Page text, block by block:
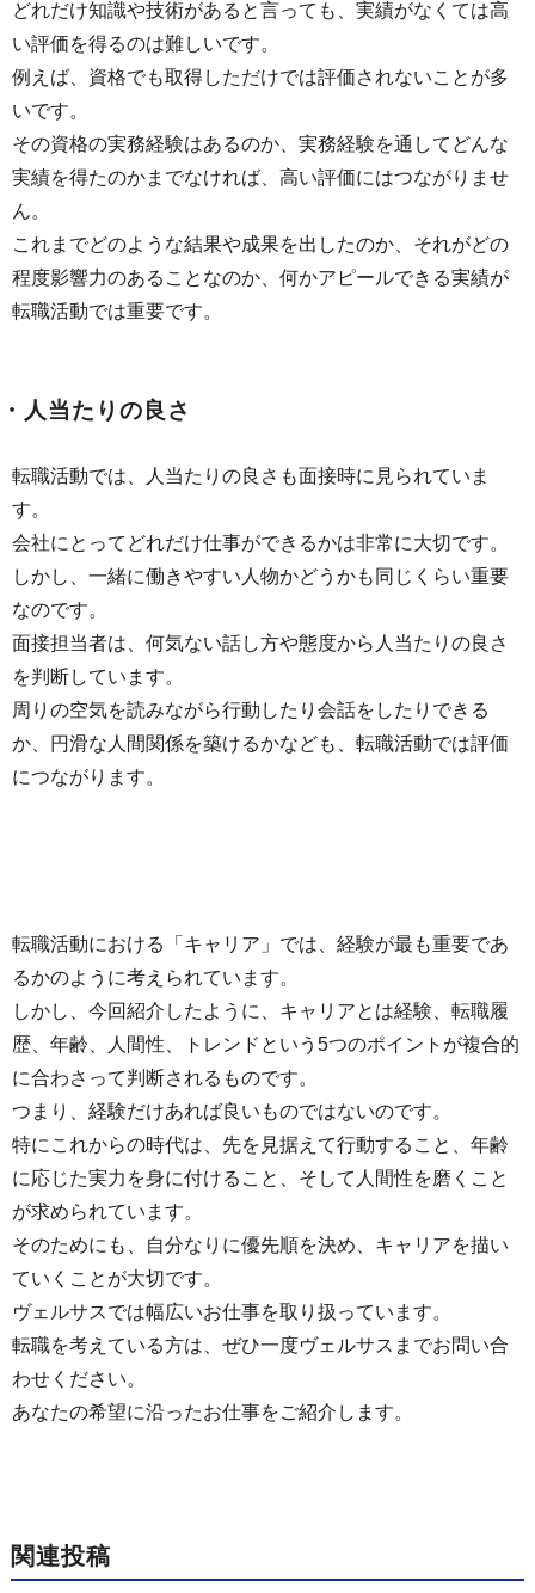
どれだけ知識や技術があると言っても、実績がなくては高
い評価を得るのは難しいです。
例えば、資格でも取得しただけでは評価されないことが多
いです。
その資格の実務経験はあるのか、実務経験を通してどんな
実績を得たのかまでなければ、高い評価にはつながりませ
ん。
これまでどのような結果や成果を出したのか、それがどの
程度影響力のあることなのか、何かアピールできる実績が
転職活動では重要です。
・人当たりの良さ
転職活動では、人当たりの良さも面接時に見られていま
す。
会社にとってどれだけ仕事ができるかは非常に大切です。
しかし、一緒に働きやすい人物かどうかも同じくらい重要
なのです。
面接担当者は、何気ない話し方や態度から人当たりの良さ
を判断しています。
周りの空気を読みながら行動したり会話をしたりできる
か、円滑な人間関係を築けるかなども、転職活動では評価
につながります。
転職活動における「キャリア」では、経験が最も重要であ
るかのように考えられています。
しかし、今回紹介したように、キャリアとは経験、転職履
歴、年齢、人間性、トレンドという5つのポイントが複合的
に合わさって判断されるものです。
つまり、経験だけあれば良いものではないのです。
特にこれからの時代は、先を見据えて行動すること、年齢
に応じた実力を身に付けること、そして人間性を磨くこと
が求められています。
そのためにも、自分なりに優先順を決め、キャリアを描い
ていくことが大切です。
ヴェルサスでは幅広いお仕事を取り扱っています。
転職を考えている方は、ぜひ一度ヴェルサスまでお問い合
わせください。
あなたの希望に沿ったお仕事をご紹介します。
関連投稿